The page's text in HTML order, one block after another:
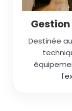
Destinée